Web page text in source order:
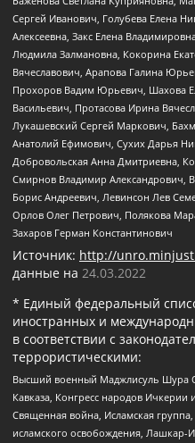
Сергей Иванович, Голубева Елена
Алексеевна, Закс Елена
Людмила Залмановна, Кокорина
Вячеславович, Арапова Галина
Прохоров Вадим Юрьевич, Шахова
Васильевич, Протасова Ирина
Лукашевский Сергей Маркович,
Анатолий Ефимович, Сухих Дарья
Добровольская Анна Дмитриевна,
Смирнов Владимир Александрович,
Борис Андреевич, Левинсон Лев
Орлов Олег Петрович, Полякова
Захаров Герман Константинович
Источник: http://
данные на 24.03.2022
* Единый федеральный
иностранных и
в соответствии с
террористическими:
Высший военный Маджлисуль Шура
Кавказа, Конгресс народов Ичкерии
Священная война, Исламская
исламского освобождения, Лашкар-